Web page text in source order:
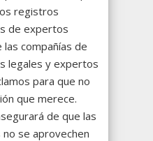
registros
de expertos
compañías de
legales y expertos
para que no
que merece.
de que las
se aprovechen